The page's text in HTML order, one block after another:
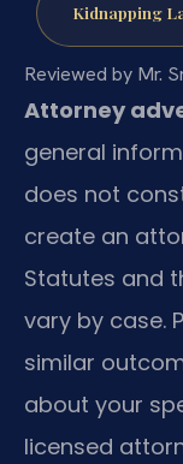
Kidnapping
Reviewed by Mr.
Attorney
general
does not
create an
Statutes and
vary by case.
similar
about your
licensed